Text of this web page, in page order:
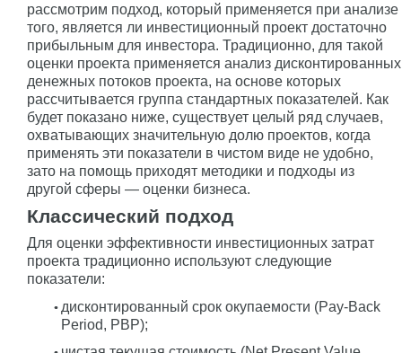
рассмотрим подход, который применяется при анализе
того, является ли инвестиционный проект достаточно
прибыльным для инвестора. Традиционно, для такой
оценки проекта применяется анализ дисконтированных
денежных потоков проекта, на основе которых
рассчитывается группа стандартных показателей. Как
будет показано ниже, существует целый ряд случаев,
охватывающих значительную долю проектов, когда
применять эти показатели в чистом виде не удобно,
зато на помощь приходят методики и подходы из
другой сферы — оценки бизнеса.
Классический подход
Для оценки эффективности инвестиционных затрат
проекта традиционно используют следующие
показатели:
дисконтированный срок окупаемости (Pay-Back
Period, PBP);